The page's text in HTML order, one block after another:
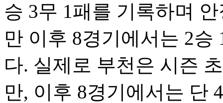
승 3무 1패를 기록하며
만 이후 8경기에서는 2
다. 실제로 부천은 시즌
만, 이후 8경기에서는 단